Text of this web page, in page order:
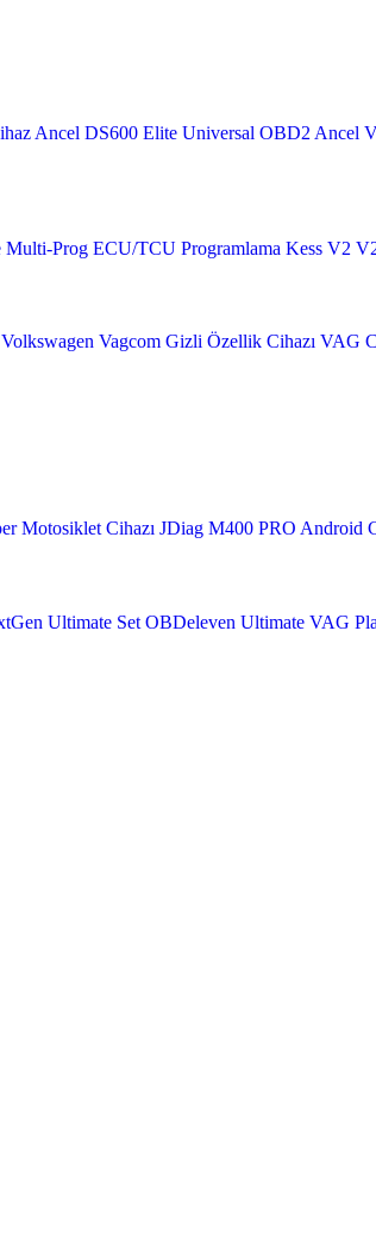
Ancel DS600 Elite Universal OBD2 Ancel
Multi-Prog ECU/TCU Programlama Kess V2
Volkswagen Vagcom Gizli Özellik Cihazı VAG
Motosiklet Cihazı JDiag M400 PRO Android
Ultimate Set OBDeleven Ultimate VAG